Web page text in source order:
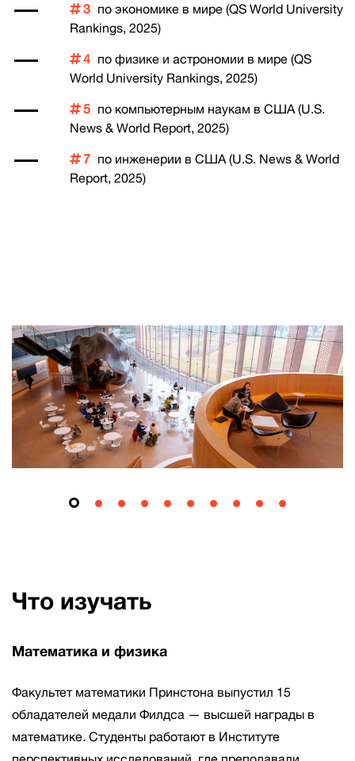
3 по экономике в мире (QS World University
Rankings, 2025)
4 по физике и астрономии в мире (QS
World University Rankings, 2025)
5 по компьютерным наукам в США (U.S.
News & World Report, 2025)
7 по инженерии в США (U.S. News & World
Report, 2025)
Что изучать
Математика и физика
Факультет математики Принстона выпустил 15
обладателей медали Филдса — высшей награды в
математике. Студенты работают в Институте